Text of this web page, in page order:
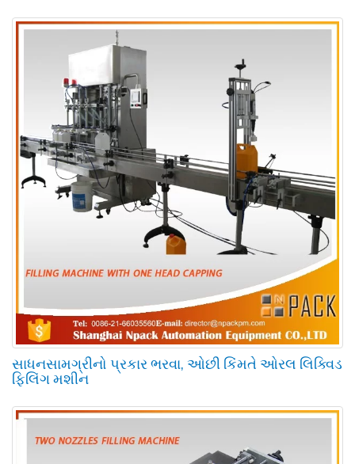
સાધનસામગ્રીનો પ્રકાર ભરવા, ઓછી કિંમતે ઓરલ લિક્વિડ
ફિલિંગ મશીન